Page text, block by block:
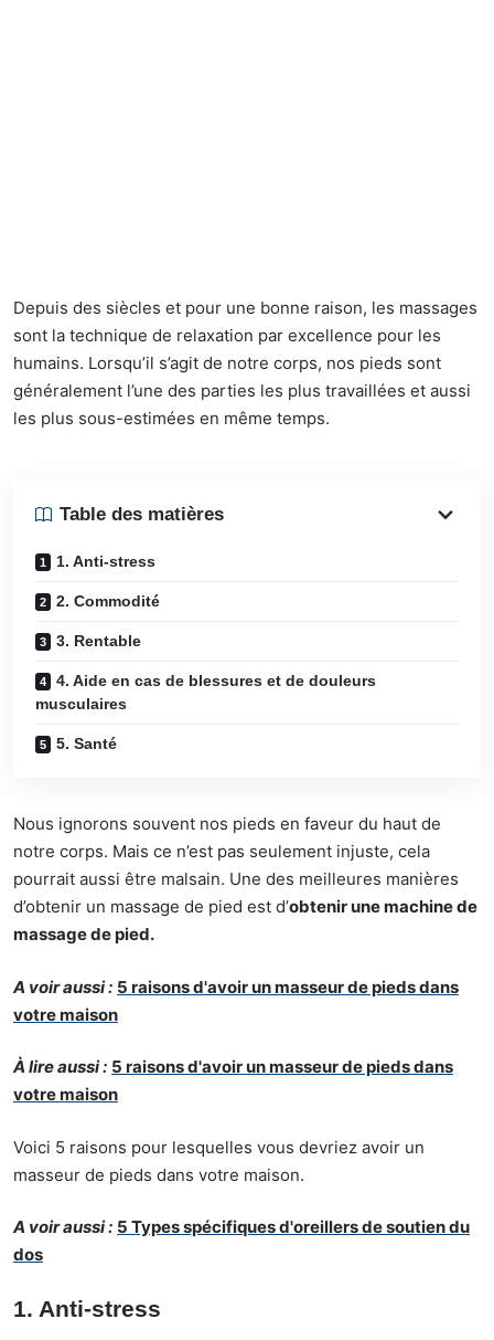
Depuis des siècles et pour une bonne raison, les massages
sont la technique de relaxation par excellence pour les
humains. Lorsqu’il s’agit de notre corps, nos pieds sont
généralement l’une des parties les plus travaillées et aussi
les plus sous-estimées en même temps.
Table des matières
1. Anti-stress
2. Commodité
3. Rentable
4. Aide en cas de blessures et de douleurs
musculaires
5. Santé
Nous ignorons souvent nos pieds en faveur du haut de
notre corps. Mais ce n’est pas seulement injuste, cela
pourrait aussi être malsain. Une des meilleures manières
d’obtenir un massage de pied est d’obtenir une machine de
massage de pied.
A voir aussi : 5 raisons d'avoir un masseur de pieds dans
votre maison
À lire aussi : 5 raisons d'avoir un masseur de pieds dans
votre maison
Voici 5 raisons pour lesquelles vous devriez avoir un
masseur de pieds dans votre maison.
A voir aussi : 5 Types spécifiques d'oreillers de soutien du
dos
1. Anti-stress